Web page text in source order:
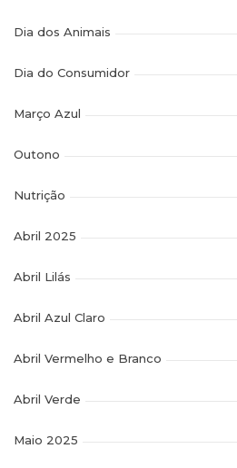
Dia dos Animais
Dia do Consumidor
Março Azul
Outono
Nutrição
Abril 2025
Abril Lilás
Abril Azul Claro
Abril Vermelho e Branco
Abril Verde
Maio 2025